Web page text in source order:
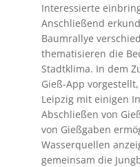
Interessierte
Anschließend
Baumrallye
thematisieren die
Stadtklima. In dem
Gieß-App
Leipzig mit einigen
Abschließen von
von Gießgaben
Wasserquellen
gemeinsam die